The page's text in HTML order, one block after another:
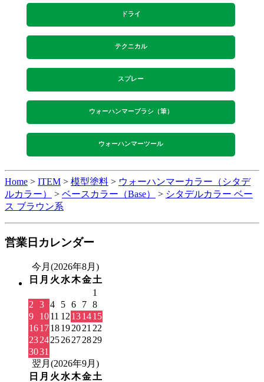
ドライ
テクニカル
スプレー
ウォーハンマーブラシ（筆）
ウォーハンマーツール
Home > ITEM > 模型塗料 > ウォーハンマーカラー（シタデ
ルカラー）
> ベースカラー（Base） > シタデルカラー ベー
ス ブラウン系
営業日カレンダー
今月(2026年8月)
日 月 火 水木金土
1
2
3 4 5 6 7 8
9
1011 12 131415
161718192021 22
23242526272829
3031
翌月(2026年9月)
日 月 火 水木金土